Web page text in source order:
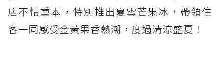
店不惜重本，特別推出夏雪芒果冰，帶領住
客一同感受金黃果香熱潮，度過清涼盛夏！